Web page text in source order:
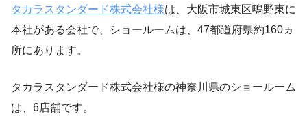
タカラスタンダード株式会社様は、大阪市城東区鴫野東に
本社がある会社で、ショールームは、47都道府県約160ヵ
所にあります。
タカラスタンダード株式会社様の神奈川県のショールーム
は、6店舗です。